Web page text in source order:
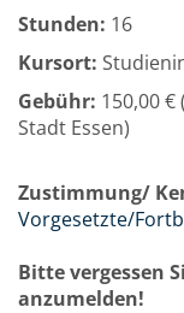
Stunden: 16
Kursort:
Gebühr: 150,00
Stadt Essen)
Zustimmung/
Vorgesetzte/
Bitte vergessen
anzumelden!